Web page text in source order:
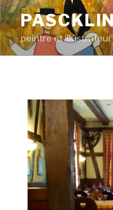
peintre et